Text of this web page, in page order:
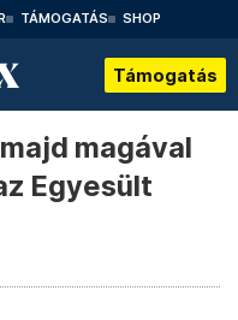
TÁMOGATÁS SHOP
Támogatás
magával
Egyesült